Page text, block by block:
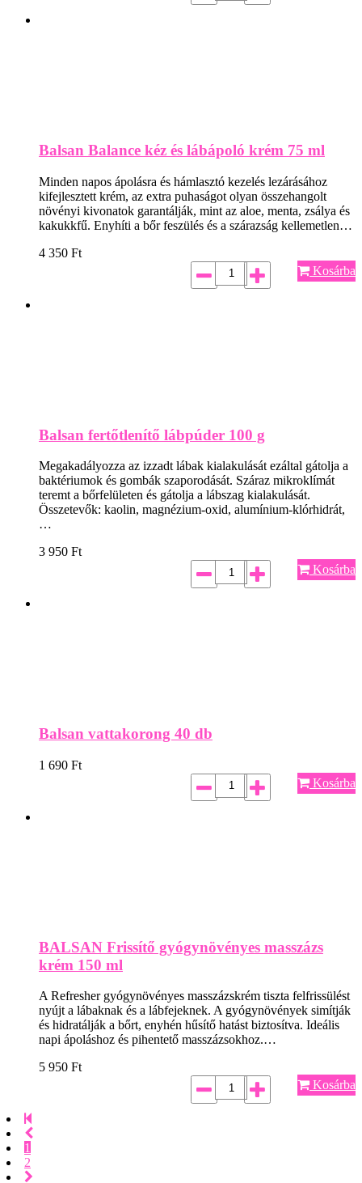
Balsan Balance kéz és lábápoló krém 75 ml
Minden napos ápolásra és hámlasztó kezelés lezárásához
kifejlesztett krém, az extra puhaságot olyan összehangolt
növényi kivonatok garantálják, mint az aloe, menta, zsálya és
kakukkfű. Enyhíti a bőr feszülés és a szárazság kellemetlen…
4 350 Ft
Kosárba
Balsan fertőtlenítő lábpúder 100 g
Megakadályozza az izzadt lábak kialakulását ezáltal gátolja a
baktériumok és gombák szaporodását. Száraz mikroklímát
teremt a bőrfelületen és gátolja a lábszag kialakulását.
Összetevők: kaolin, magnézium-oxid, alumínium-klórhidrát,
…
3 950 Ft
Kosárba
Balsan vattakorong 40 db
1 690 Ft
Kosárba
BALSAN Frissítő gyógynövényes masszázs
krém 150 ml
A Refresher gyógynövényes masszázskrém tiszta felfrissülést
nyújt a lábaknak és a lábfejeknek. A gyógynövények simítják
és hidratálják a bőrt, enyhén hűsítő hatást biztosítva. Ideális
napi ápoláshoz és pihentető masszázsokhoz.…
5 950 Ft
Kosárba
1
2